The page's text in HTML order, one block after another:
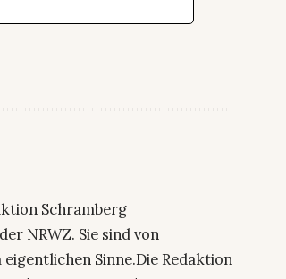
Schramberg
NRWZ. Sie sind von
Sinne.Die Redaktion